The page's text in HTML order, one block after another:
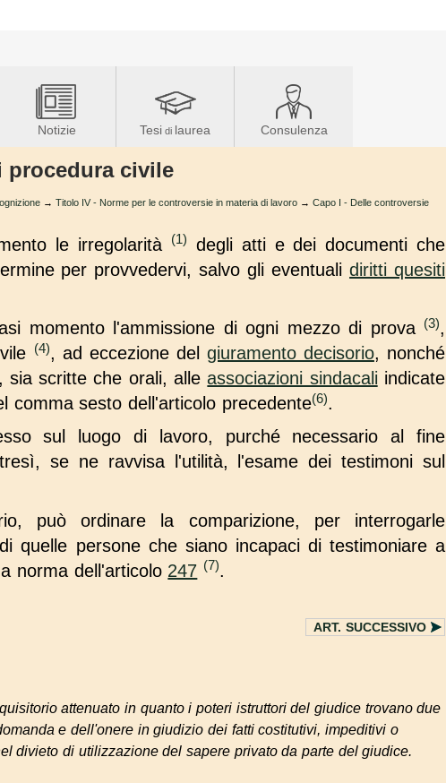
Notizie Tesi di laurea Consulenza
procedura civile
→ Titolo IV - Norme per le controversie in materia di lavoro → Capo I - Delle controversie
le irregolarità (1)
degli atti e dei documenti che
per provvedervi, salvo gli eventualidiritti quesiti
momento l'ammissione di ogni mezzo di prova (3),
(4), ad eccezione del giuramento decisorio, nonché
sia scritte che orali, alleassociazioni sindacali indicate
comma sesto dell'articolo precedente(6).
sul luogo di lavoro, purché necessario al fine
se ne ravvisa l'utilità, l'esame dei testimoni sul
può ordinare la comparizione, per interrogarle
quelle persone che siano incapaci di testimoniare a
norma dell'articolo 247 (7).
ART. SUCCESSIVO
attenuato in quanto i poteri istruttori del giudice trovano due
e dell'onere in giudizio dei fatti costitutivi, impeditivi o
divieto di utilizzazione del sapere privato da parte del giudice.